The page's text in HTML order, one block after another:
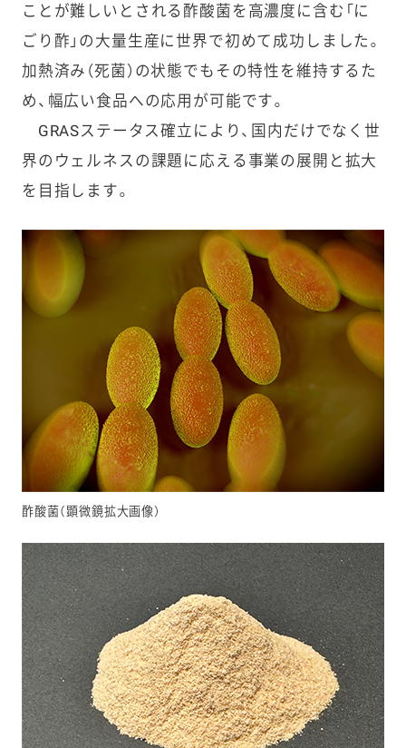
ことが難しいとされる酢酸菌を高濃度に含む「に
ごり酢」の大量生産に世界で初めて成功しました。
加熱済み（死菌）の状態でもその特性を維持するた
め、幅広い食品への応用が可能です。
GRASステータス確立により、国内だけでなく世
界のウェルネスの課題に応える事業の展開と拡大
を目指します。
酢酸菌（顕微鏡拡大画像）